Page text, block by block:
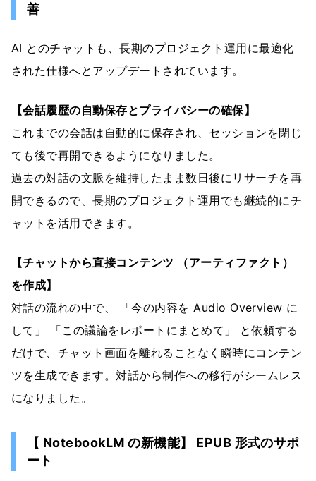
善
AI とのチャットも、長期のプロジェクト運用に最適化
された仕様へとアップデートされています。
【会話履歴の自動保存とプライバシーの確保】
これまでの会話は自動的に保存され、セッションを閉じ
ても後で再開できるようになりました。
過去の対話の文脈を維持したまま数日後にリサーチを再
開できるので、長期のプロジェクト運用でも継続的にチ
ャットを活用できます。
【チャットから直接コンテンツ （アーティファクト）
を作成】
対話の流れの中で、 「今の内容を Audio Overview に
して」 「この議論をレポートにまとめて」 と依頼する
だけで、チャット画面を離れることなく瞬時にコンテン
ツを生成できます。対話から制作への移行がシームレス
になりました。
【 NotebookLM の新機能】 EPUB 形式のサポ
ート